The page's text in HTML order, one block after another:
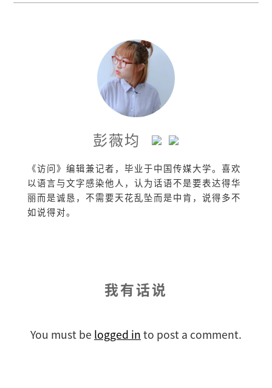
彭薇均
《访问》编辑兼记者，毕业于中国传媒大学。喜欢
以语言与文字感染他人，认为话语不是要表达得华
丽而是诚恳，不需要天花乱坠而是中肯，说得多不
如说得对。
我有话说
You must be logged in to post a comment.